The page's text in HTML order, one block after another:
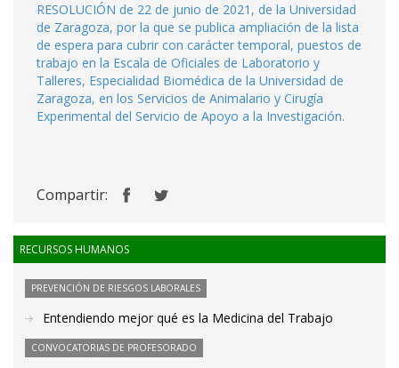
RESOLUCIÓN de 22 de junio de 2021, de la Universidad
de Zaragoza, por la que se publica ampliación de la lista
de espera para cubrir con carácter temporal, puestos de
trabajo en la Escala de Oficiales de Laboratorio y
Talleres, Especialidad Biomédica de la Universidad de
Zaragoza, en los Servicios de Animalario y Cirugía
Experimental del Servicio de Apoyo a la Investigación.
Compartir:
RECURSOS HUMANOS
PREVENCIÓN DE RIESGOS LABORALES
Entendiendo mejor qué es la Medicina del Trabajo
CONVOCATORIAS DE PROFESORADO